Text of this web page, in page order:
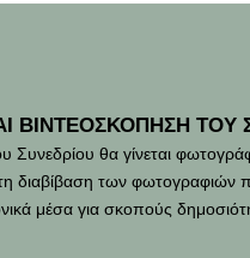
ΒΙΝΤΕΟΣΚΟΠΗΣΗ ΤΟΥ
Συνεδρίου θα γίνεται
διαβίβαση των
μέσα για σκοπούς